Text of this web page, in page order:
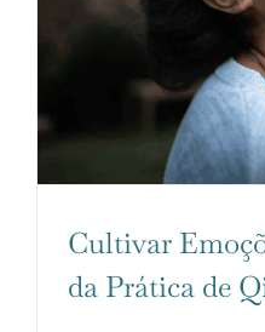
Cultivar
da Prática de